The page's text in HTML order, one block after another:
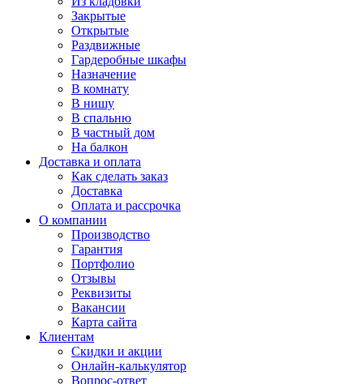
Закрытые
Открытые
Раздвижные
Гардеробные шкафы
Назначение
В комнату
В нишу
В спальню
В частный дом
На балкон
Доставка и оплата
Как сделать заказ
Доставка
Оплата и рассрочка
О компании
Производство
Гарантия
Портфолио
Отзывы
Реквизиты
Вакансии
Карта сайта
Клиентам
Скидки и акции
Онлайн-калькулятор
Вопрос-ответ